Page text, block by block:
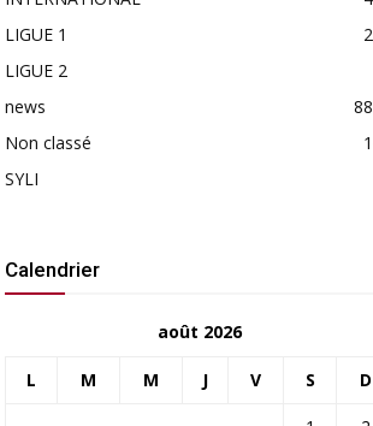
LIGUE 1
LIGUE 2
news
Non classé
SYLI
Calendrier
août 2026
L M M J V S D